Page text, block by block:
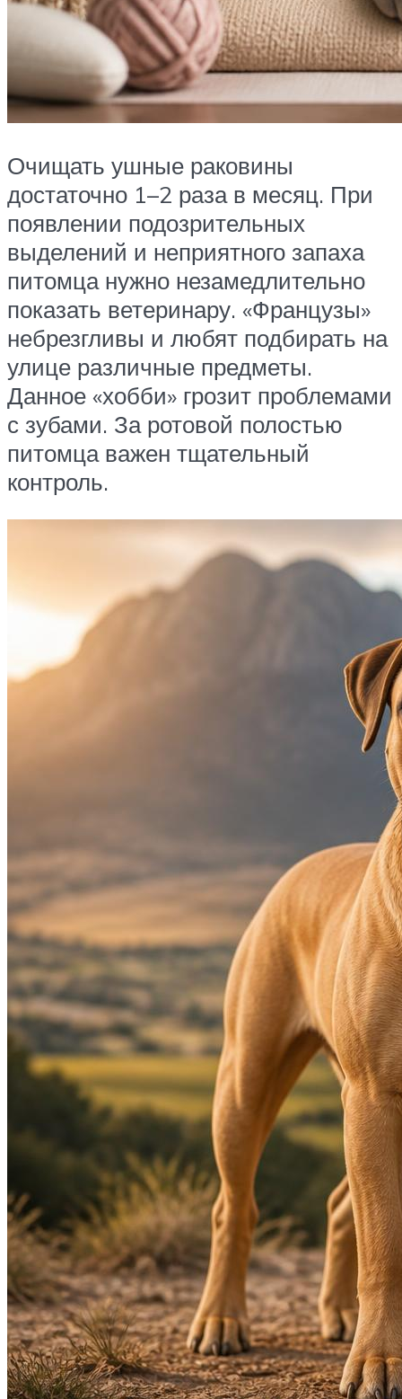
Очищать ушные раковины
достаточно 1–2 раза в месяц. При
появлении подозрительных
выделений и неприятного запаха
питомца нужно незамедлительно
показать ветеринару. «Французы»
небрезгливы и любят подбирать на
улице различные предметы.
Данное «хобби» грозит проблемами
с зубами. За ротовой полостью
питомца важен тщательный
контроль.